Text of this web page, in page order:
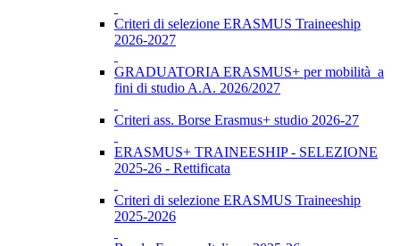
Criteri di selezione ERASMUS Traineeship
2026-2027
GRADUATORIA ERASMUS+ per mobilità a
fini di studio A.A. 2026/2027
Criteri ass. Borse Erasmus+ studio 2026-27
ERASMUS+ TRAINEESHIP - SELEZIONE
2025-26 - Rettificata
Criteri di selezione ERASMUS Traineeship
2025-2026